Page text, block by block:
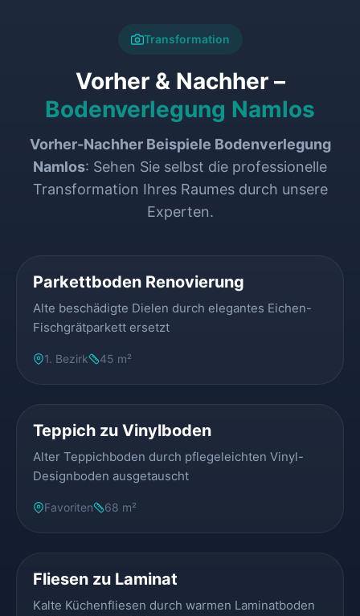
Transformation
Vorher & Nachher –
Bodenverlegung Namlos
Vorher-Nachher Beispiele Bodenverlegung
Namlos: Sehen Sie selbst die professionelle
Transformation Ihres Raumes durch unsere
Experten.
Parkettboden Renovierung
Alte beschädigte Dielen durch elegantes Eichen-
Fischgrätparkett ersetzt
1. Bezirk 45 m²
Teppich zu Vinylboden
Alter Teppichboden durch pflegeleichten Vinyl-
Designboden ausgetauscht
Favoriten 68 m²
Fliesen zu Laminat
Kalte Küchenfliesen durch warmen Laminatboden